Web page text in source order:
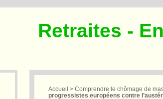
Retraites -
Accueil > Comprendre le chômage de
progressistes européens contre